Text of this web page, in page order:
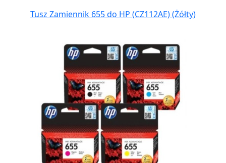
Tusz Zamiennik 655 do HP (CZ112AE) (Żółty)